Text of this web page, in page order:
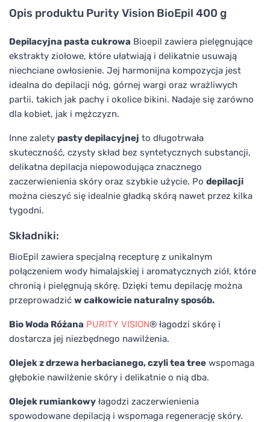
Opis produktu Purity Vision BioEpil 400 g
Depilacyjna pasta cukrowa Bioepil zawiera pielęgnujące
ekstrakty ziołowe, które ułatwiają i delikatnie usuwają
niechciane owłosienie. Jej harmonijna kompozycja jest
idealna do depilacji nóg, górnej wargi oraz wrażliwych
partii, takich jak pachy i okolice bikini. Nadaje się zarówno
dla kobiet, jak i mężczyzn.
Inne zalety pasty depilacyjnej to długotrwała
skuteczność, czysty skład bez syntetycznych substancji,
delikatna depilacja niepowodująca znacznego
zaczerwienienia skóry oraz szybkie użycie. Po depilacji
można cieszyć się idealnie gładką skórą nawet przez kilka
tygodni.
Składniki:
BioEpil zawiera specjalną recepturę z unikalnym
połączeniem wody himalajskiej i aromatycznych ziół, które
chronią i pielęgnują skórę. Dzięki temu depilację można
przeprowadzić w całkowicie naturalny sposób.
Bio Woda Różana PURITY VISION® łagodzi skórę i
dostarcza jej niezbędnego nawilżenia.
Olejek z drzewa herbacianego, czyli tea tree wspomaga
głębokie nawilżenie skóry i delikatnie o nią dba.
Olejek rumiankowy łagodzi zaczerwienienia
spowodowane depilacją i wspomaga regenerację skóry.